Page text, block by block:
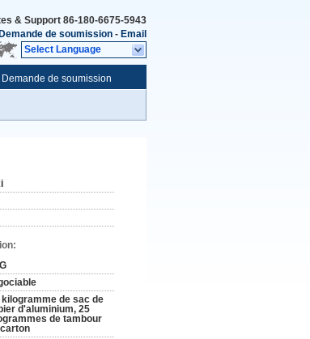
& Support 86-180-6675-5943
Demande de soumission - Email
Select Language
Demande de soumission
kilogramme de sac de
d'aluminium, 25
de tambour